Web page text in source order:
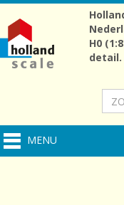
H0
detail.
MENU